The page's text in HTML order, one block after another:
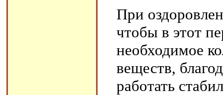
При
чтобы в этот
необходимое
веществ,
работать